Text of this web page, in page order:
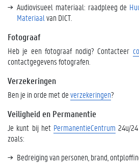
Audiovisueel materiaal: raadpleeg de
Materiaalvan DICT.
Fotograaf
Heb je een fotograaf nodig? Contacteer
contactgegevens fotografen.
Verzekeringen
Ben je in orde met deverzekeringen?
Veiligheid en Permanentie
Je kunt bij het PermanentieCentrum 24u/
zoals:
Bedreiging van personen, brand,